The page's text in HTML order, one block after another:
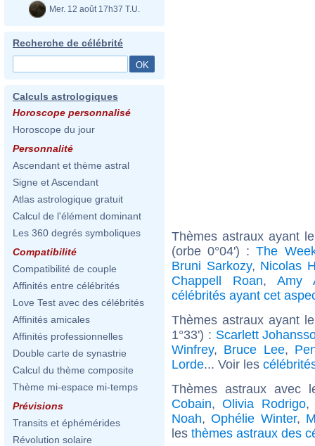
Mer. 12 août 17h37 T.U.
Recherche de célébrité
Calculs astrologiques
Horoscope personnalisé
Horoscope du jour
Personnalité
Ascendant et thème astral
Signe et Ascendant
Atlas astrologique gratuit
Calcul de l'élément dominant
Les 360 degrés symboliques
Compatibilité
Compatibilité de couple
Affinités entre célébrités
Love Test avec des célébrités
Affinités amicales
Affinités professionnelles
Double carte de synastrie
Calcul du thème composite
Thème mi-espace mi-temps
Prévisions
Transits et éphémérides
Révolution solaire
Thèmes astraux ayant
(orbe 0°04') :The
Bruni Sarkozy, Nicolas
Chappell Roan, Amy
célébrités ayant cet
Thèmes astraux ayant
1°33') : Scarlett
Winfrey, Bruce Lee,
Lorde... Voir les
Thèmes astraux avec
Cobain,Olivia Rodrigo
Noah,Ophélie Winter,
les thèmes astraux des